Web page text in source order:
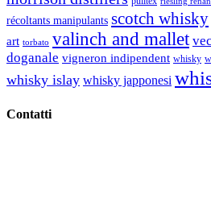
récoltants manipulants scotch whisky
art torbato valinch and mallet
doganale vigneron indipendent whisky
whisky islay whisky japponesi
Contatti